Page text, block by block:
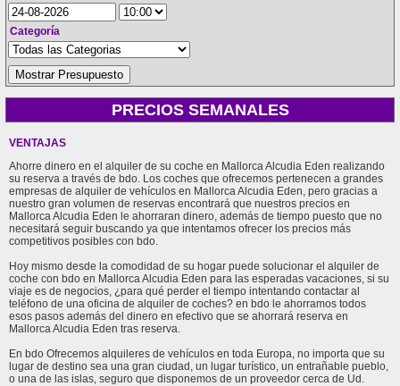
Categoría
PRECIOS SEMANALES
VENTAJAS
Ahorre dinero en el alquiler de su coche en Mallorca Alcudia Eden realizando
su reserva a través de bdo. Los coches que ofrecemos pertenecen a grandes
empresas de alquiler de vehículos en Mallorca Alcudia Eden, pero gracias a
nuestro gran volumen de reservas encontrará que nuestros precios en
Mallorca Alcudia Eden le ahorraran dinero, además de tiempo puesto que no
necesitará seguir buscando ya que intentamos ofrecer los precios más
competitivos posibles con bdo.
Hoy mismo desde la comodidad de su hogar puede solucionar el alquiler de
coche con bdo en Mallorca Alcudia Eden para las esperadas vacaciones, si su
viaje es de negocios, ¿para qué perder el tiempo intentando contactar al
teléfono de una oficina de alquiler de coches? en bdo le ahorramos todos
esos pasos además del dinero en efectivo que se ahorrará reserva en
Mallorca Alcudia Eden tras reserva.
En bdo Ofrecemos alquileres de vehículos en toda Europa, no importa que su
lugar de destino sea una gran ciudad, un lugar turístico, un entrañable pueblo,
o una de las islas, seguro que disponemos de un proveedor cerca de Ud.